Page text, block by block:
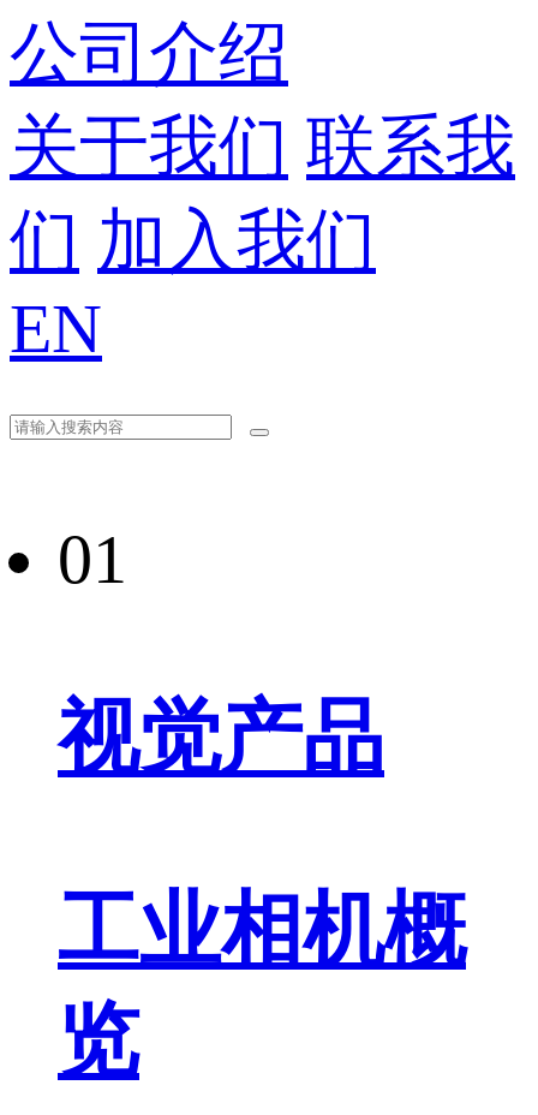
公司介绍
关于我们 联系我
们 加入我们
EN
01
视觉产品
工业相机概
览